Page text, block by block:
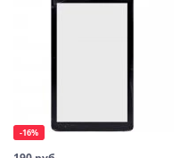
-16%